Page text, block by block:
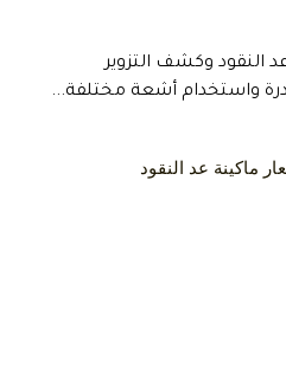
وكشف التزوير
واستخدام أشعة مختلفة...